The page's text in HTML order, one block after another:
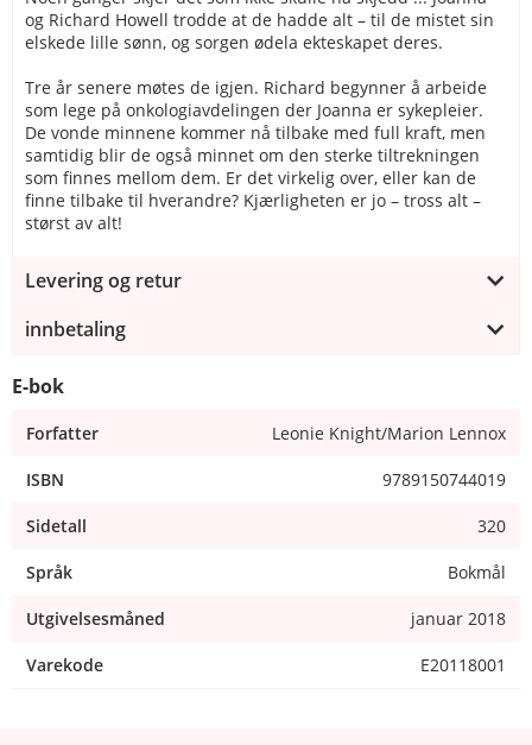
og Richard Howell trodde at de hadde alt – til de mistet sin
elskede lille sønn, og sorgen ødela ekteskapet deres.
Tre år senere møtes de igjen. Richard begynner å arbeide
som lege på onkologiavdelingen der Joanna er sykepleier.
De vonde minnene kommer nå tilbake med full kraft, men
samtidig blir de også minnet om den sterke tiltrekningen
som finnes mellom dem. Er det virkelig over, eller kan de
finne tilbake til hverandre? Kjærligheten er jo – tross alt –
størst av alt!
Levering og retur
innbetaling
E-bok
Forfatter Leonie Knight/Marion Lennox
ISBN 9789150744019
Sidetall 320
Språk Bokmål
Utgivelsesmåned januar 2018
Varekode E20118001